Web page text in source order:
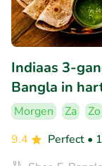
Indiaas 3-
Bangla in
Morgen Za Zo
9.4
Perfect •